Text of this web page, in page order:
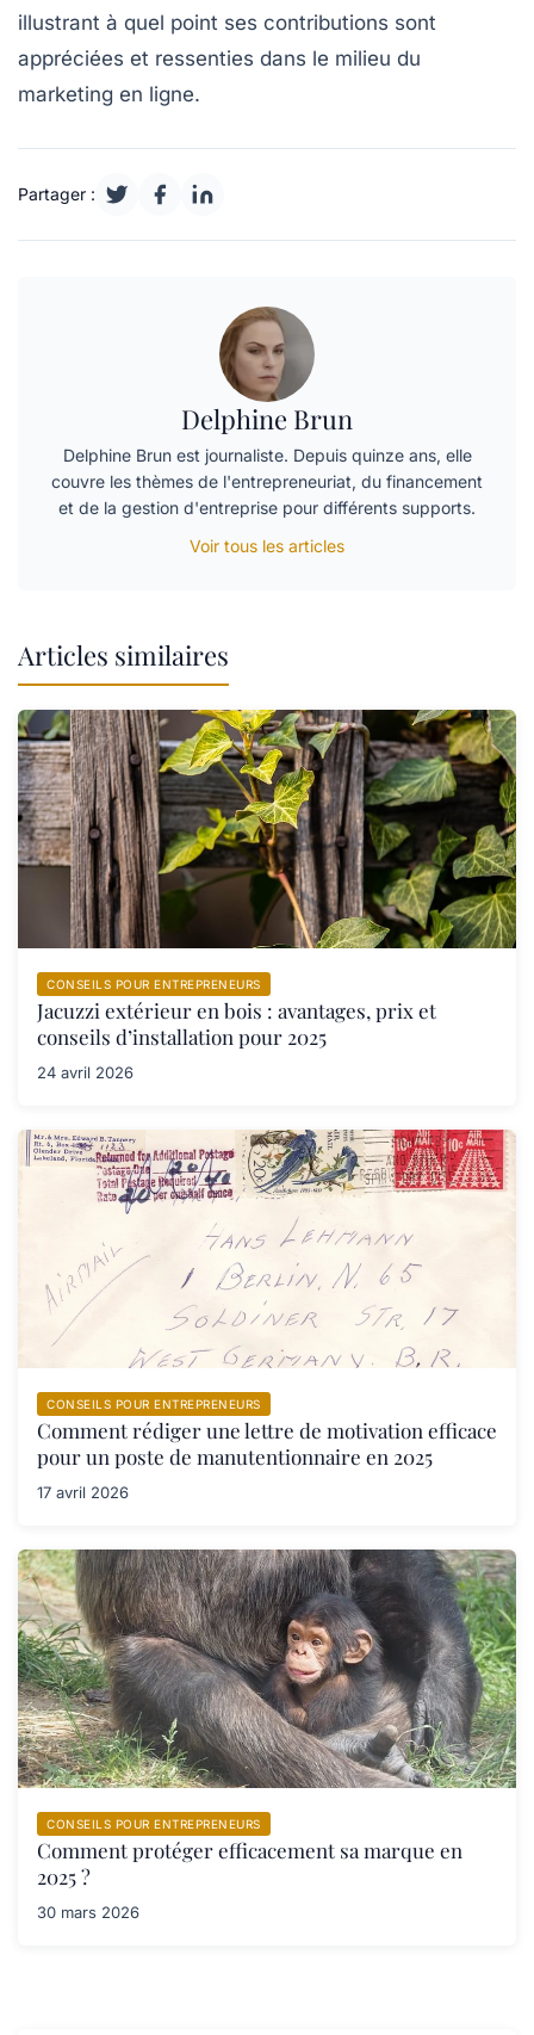
illustrant à quel point ses contributions sont
appréciées et ressenties dans le milieu du
marketing en ligne.
Partager :
Delphine Brun
Delphine Brun est journaliste. Depuis quinze ans, elle
couvre les thèmes de l'entrepreneuriat, du financement
et de la gestion d'entreprise pour différents supports.
Voir tous les articles
Articles similaires
CONSEILS POUR ENTREPRENEURS
Jacuzzi extérieur en bois : avantages, prix et
conseils d’installation pour 2025
24 avril 2026
CONSEILS POUR ENTREPRENEURS
Comment rédiger une lettre de motivation efficace
pour un poste de manutentionnaire en 2025
17 avril 2026
CONSEILS POUR ENTREPRENEURS
Comment protéger efficacement sa marque en
2025 ?
30 mars 2026